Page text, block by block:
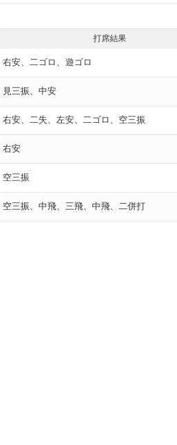
打席結果
右安、二ゴロ、遊ゴロ
見三振、中安
右安、二失、左安、二ゴロ、空三振
右安
空三振
空三振、中飛、三飛、中飛、二併打